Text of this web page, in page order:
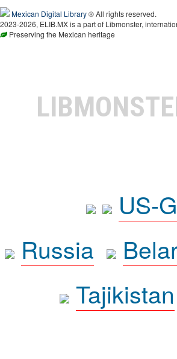
Mexican Digital Library® All rights reserved.
2023-2026, ELIB.MX is a part of Libmonster,
Preserving the Mexican heritage
US-
Russia
Tajikistan